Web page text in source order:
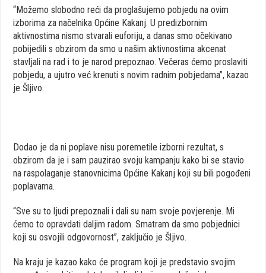
“Možemo slobodno reći da proglašujemo pobjedu na ovim
izborima za načelnika Općine Kakanj. U predizbornim
aktivnostima nismo stvarali euforiju, a danas smo očekivano
pobijedili s obzirom da smo u našim aktivnostima akcenat
stavljali na rad i to je narod prepoznao. Večeras ćemo proslaviti
pobjedu, a ujutro već krenuti s novim radnim pobjedama”, kazao
je Šljivo.
Dodao je da ni poplave nisu poremetile izborni rezultat, s
obzirom da je i sam pauzirao svoju kampanju kako bi se stavio
na raspolaganje stanovnicima Općine Kakanj koji su bili pogođeni
poplavama.
“Sve su to ljudi prepoznali i dali su nam svoje povjerenje. Mi
ćemo to opravdati daljim radom. Smatram da smo pobjednici
koji su osvojili odgovornost”, zaključio je Šljivo.
Na kraju je kazao kako će program koji je predstavio svojim